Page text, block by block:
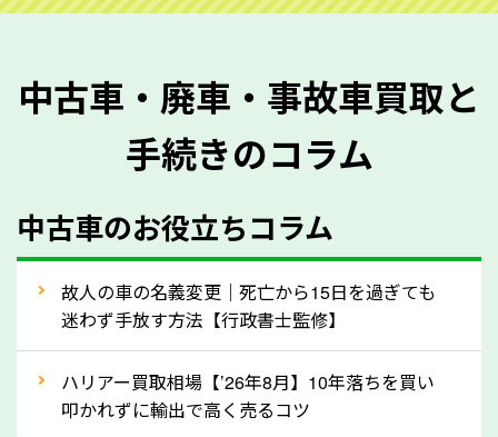
質問させていただく内容は以下の通りとなります。
メーカー／車種
型式／グレード
走行距離（例：約〇万キロ）
車検の満了日
内装や外装の状態
定を行い高価買取価格をつけやすくなります。
中古車・廃車・事故車買取と
手続きのコラム
中古車のお役立ちコラム
故人の車の名義変更｜死亡から15日を過ぎても
迷わず手放す方法【行政書士監修】
ハリアー買取相場【’26年8月】10年落ちを買い
叩かれずに輸出で高く売るコツ